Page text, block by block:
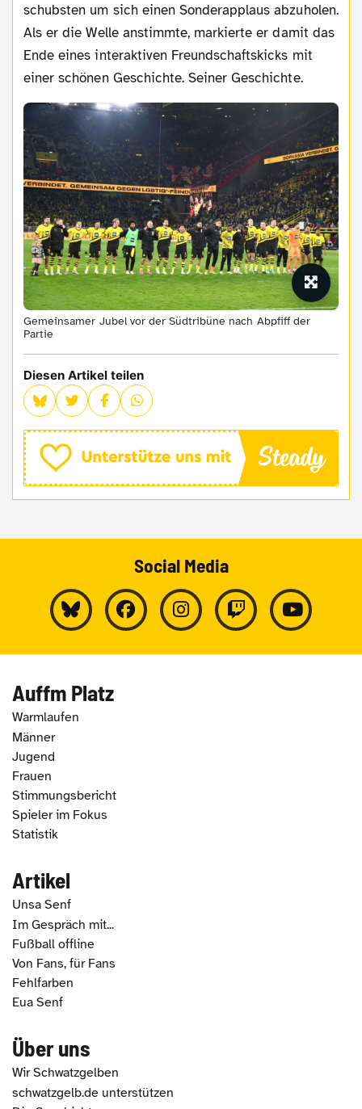
schubsten um sich einen Sonderapplaus abzuholen.
Als er die Welle anstimmte, markierte er damit das
Ende eines interaktiven Freundschaftskicks mit
einer schönen Geschichte. Seiner Geschichte.
Gemeinsamer Jubel vor der Südtribüne nach Abpfiff der
Partie
Diesen Artikel teilen
Social Media
Auffm Platz
Warmlaufen
Männer
Jugend
Frauen
Stimmungsbericht
Spieler im Fokus
Statistik
Artikel
Unsa Senf
Im Gespräch mit...
Fußball offline
Von Fans, für Fans
Fehlfarben
Eua Senf
Über uns
Wir Schwatzgelben
schwatzgelb.de unterstützen